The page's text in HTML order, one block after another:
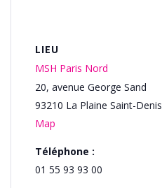
LIEU
MSH Paris Nord
20, avenue George Sand
93210 La Plaine Saint-Denis
Map
Téléphone :
01 55 93 93 00